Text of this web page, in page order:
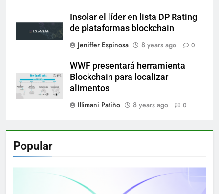
Insolar el líder en lista DP Rating
de plataformas blockchain
Jeniffer Espinosa
8 years ago 0
WWF presentará herramienta
Blockchain para localizar
alimentos
Illimani Patiño
8 years ago 0
Popular